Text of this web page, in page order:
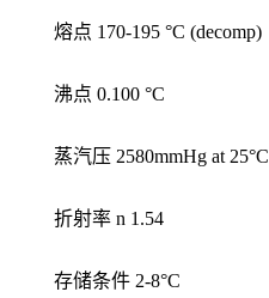
熔点 170-195 °C (decomp)
沸点 0.100 °C
蒸汽压 2580mmHg at 25°C
折射率 n 1.54
存储条件 2-8°C